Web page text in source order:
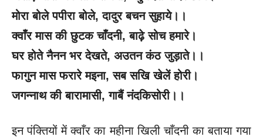
मोरा बोले पपीरा बोले, दादुर बचन सुहाये।।
क्वाँर मास की छुटक चाँदनी, बाढ़े सोच हमारे।
घर होते नैनन भर देखते, अउतन कंठ जुड़ाते।।
फागुन मास फरारे मइना, सब सखि खेलें होरी।
जगन्नाथ की बारामासी, गाबैं नंदकिसोरी।।
इन पंक्तियों में क्वाँर का महीना खिली चाँदनी का बताया गया